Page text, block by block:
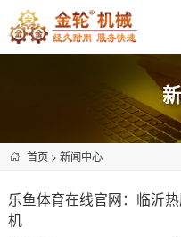
首页> 新闻中心
乐鱼体育在线官网：临沂
机